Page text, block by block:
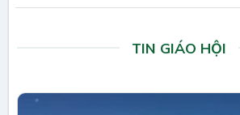
TIN GIÁO HỘI